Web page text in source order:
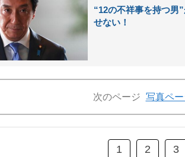
“12の不祥事を持つ
せない！
次のページ 写真ペ
1 2 3